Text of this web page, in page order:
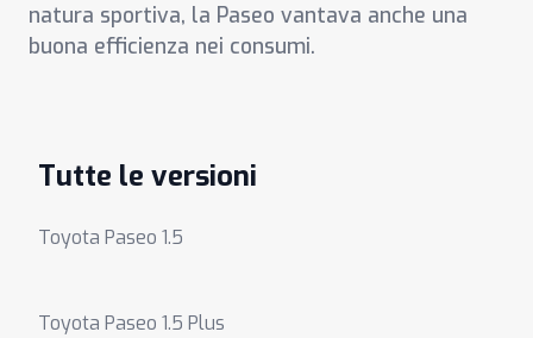
natura sportiva, la Paseo vantava anche una
buona efficienza nei consumi.
Tutte le versioni
Toyota Paseo 1.5
Toyota Paseo 1.5 Plus